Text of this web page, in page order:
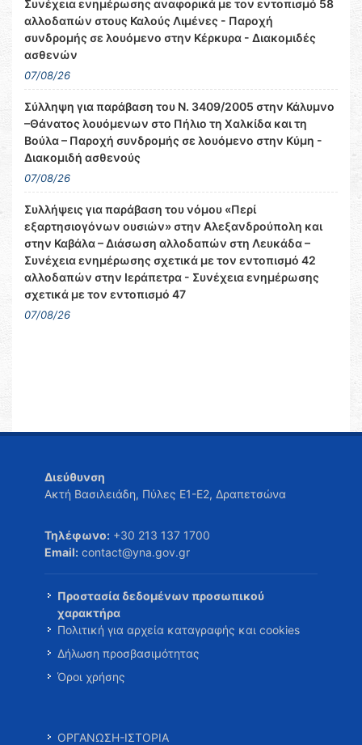
Συνέχεια ενημέρωσης αναφορικά με τον εντοπισμό 58
αλλοδαπών στους Καλούς Λιμένες - Παροχή
συνδρομής σε λουόμενο στην Κέρκυρα - Διακομιδές
ασθενών
07/08/26
Σύλληψη για παράβαση του Ν. 3409/2005 στην Κάλυμνο
–Θάνατος λουόμενων στο Πήλιο τη Χαλκίδα και τη
Βούλα – Παροχή συνδρομής σε λουόμενο στην Κύμη -
Διακομιδή ασθενούς
07/08/26
Συλλήψεις για παράβαση του νόμου «Περί
εξαρτησιογόνων ουσιών» στην Αλεξανδρούπολη και
στην Καβάλα – Διάσωση αλλοδαπών στη Λευκάδα –
Συνέχεια ενημέρωσης σχετικά με τον εντοπισμό 42
αλλοδαπών στην Ιεράπετρα - Συνέχεια ενημέρωσης
σχετικά με τον εντοπισμό 47
07/08/26
Διεύθυνση
Ακτή Βασιλειάδη, Πύλες Ε1-Ε2, Δραπετσώνα
Τηλέφωνο: +30 213 137 1700
Email: contact@yna.gov.gr
Προστασία δεδομένων προσωπικού
χαρακτήρα
Πολιτική για αρχεία καταγραφής και cookies
Δήλωση προσβασιμότητας
Όροι χρήσης
ΟΡΓΑΝΩΣΗ-ΙΣΤΟΡΙΑ